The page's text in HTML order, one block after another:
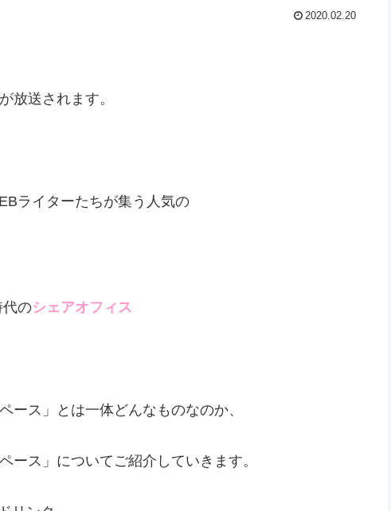
2020.02.20
が放送されます。
ライターたちが集う人気の
代のシェアオフィス
ース」とは一体どんなものなのか、
ース」についてご紹介していきます。